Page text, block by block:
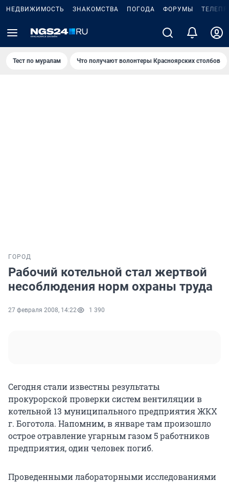
НЕДВИЖИМОСТЬ ЗНАКОМСТВА ПОГОДА ФОРУМЫ
Тест по мурaлaм Что получают волонтеры Красноярских столбов
ГОРОД
Рабочий котельной стал жертвой
несоблюдения норм охраны труда
27 февраля 2008, 14:22 1 390
Сегодня стали известны результаты
прокурорской проверки систем вентиляции в
котельной 13 муниципального предприятия ЖКХ
г. Боготола. Напомним, в январе там произошло
острое отравление угарным газом 5 работников
предприятия, один человек погиб.
Проведенными лабораторными исследованиями